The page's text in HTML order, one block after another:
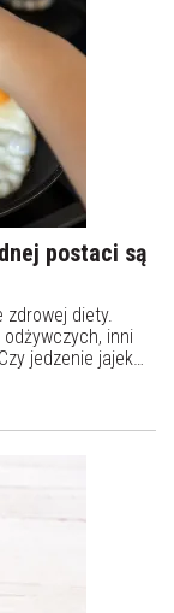
postaci są
zdrowej diety.
inni
jedzenie jajek
jeść?